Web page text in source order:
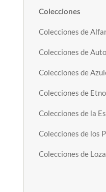
Colecciones
Colecciones de
Colecciones de
Colecciones de
Colecciones de
Colecciones de la
Colecciones de los
Colecciones de Loza